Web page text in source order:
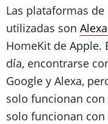
Las plataformas
utilizadas son
HomeKit de Apple.
día, encontrarse
Google y Alexa,
solo funcionan
solo funcionan